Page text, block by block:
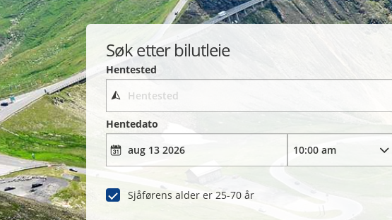
Søk etter bilutleie
Hentested
Hentedato
Sjåførens alder er 25-70 år